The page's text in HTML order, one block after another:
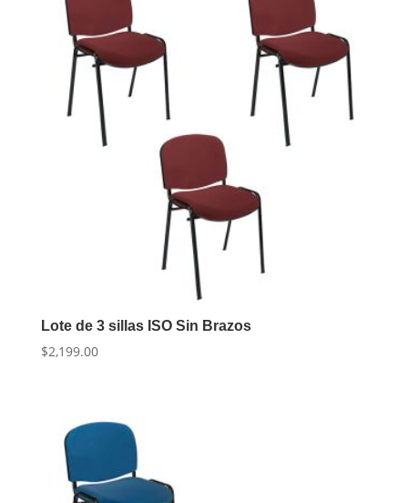
Lote de 3 sillas ISO Sin Brazos
$2,199.00